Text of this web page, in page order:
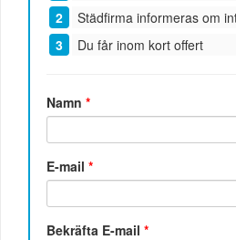
Städfirma informeras om
Du får inom kort offert
Namn*
E-mail*
Bekräfta E-mail*